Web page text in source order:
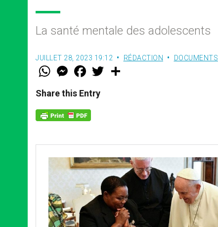
La santé mentale des adolescents
JUILLET 28, 2023 19:12 RÉDACTION DOCUMENTS
W
t
s
p
p
M
e
s
e
g
e
F
a
e
b
k
w
Share this Entry